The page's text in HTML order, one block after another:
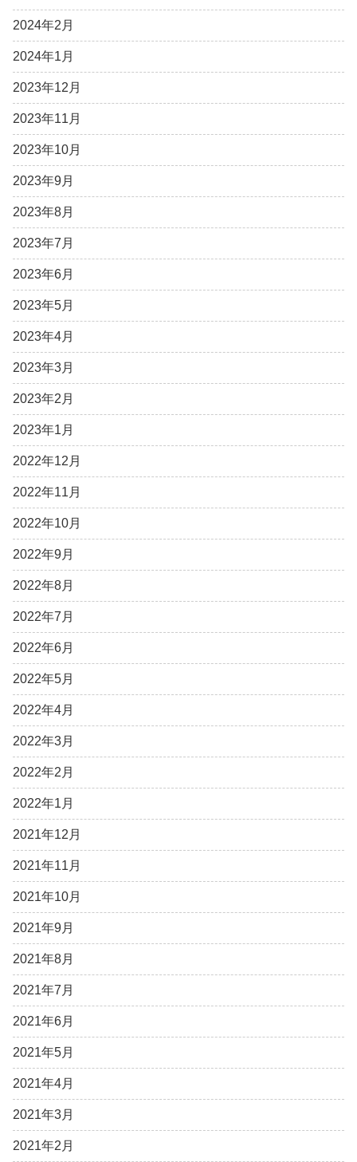
2024年2月
2024年1月
2023年12月
2023年11月
2023年10月
2023年9月
2023年8月
2023年7月
2023年6月
2023年5月
2023年4月
2023年3月
2023年2月
2023年1月
2022年12月
2022年11月
2022年10月
2022年9月
2022年8月
2022年7月
2022年6月
2022年5月
2022年4月
2022年3月
2022年2月
2022年1月
2021年12月
2021年11月
2021年10月
2021年9月
2021年8月
2021年7月
2021年6月
2021年5月
2021年4月
2021年3月
2021年2月